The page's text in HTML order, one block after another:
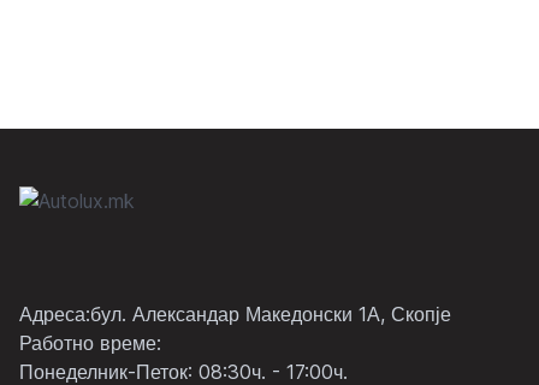
Адреса:бул. Александар Македонски 1А, Скопје
Работно време:
Понеделник-Петок: 08:30ч. - 17:00ч.